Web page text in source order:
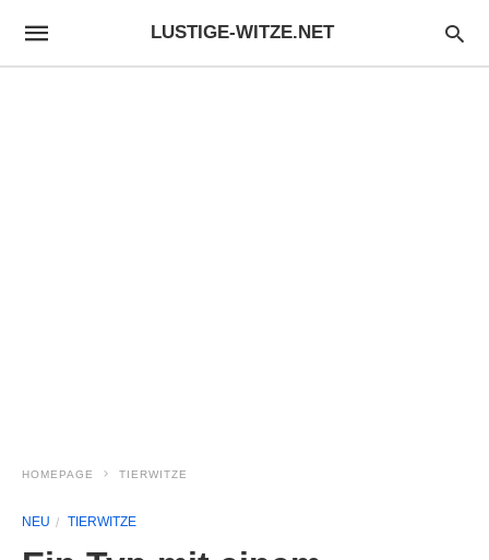
LUSTIGE-WITZE.NET
HOMEPAGE TIERWITZE
NEU TIERWITZE